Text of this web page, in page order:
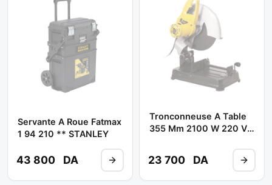
Servante A Roue Fatmax
1 94 210 ** STANLEY
43 800 DA
Tronconneuse A Table
355 Mm 2100 W 220 V
23 700 DA